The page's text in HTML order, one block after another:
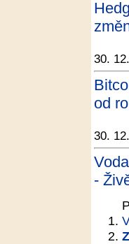
30.
od
30.
-